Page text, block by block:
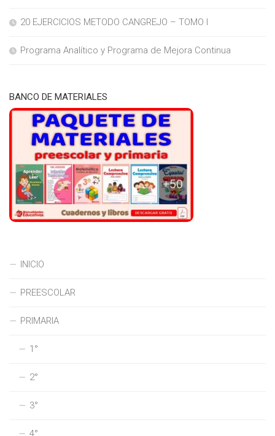
20 EJERCICIOS METODO CANGREJO – TOMO I
Programa Analítico y Programa de Mejora Continua
BANCO DE MATERIALES
INICIO
PREESCOLAR
PRIMARIA
1°
2°
3°
4°